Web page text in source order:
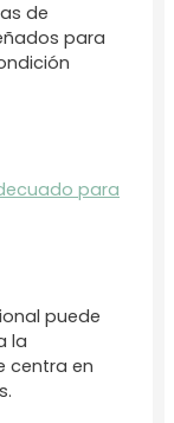
de
para
para
puede
la
centra en